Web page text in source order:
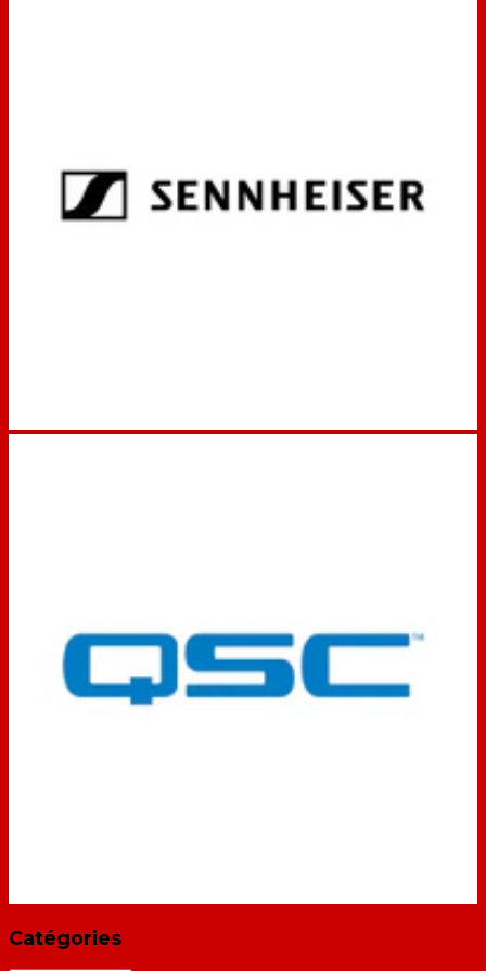
Catégories